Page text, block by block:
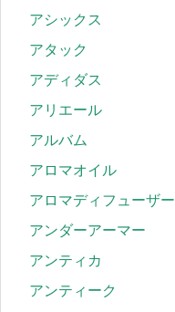
アシックス
アタック
アディダス
アリエール
アルバム
アロマオイル
アロマディフューザー
アンダーアーマー
アンティカ
アンティーク